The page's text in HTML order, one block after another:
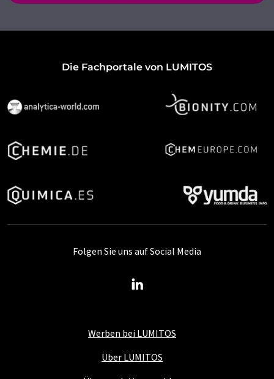
Die Fachportale von LUMITOS
Werben bei LUMITOS
Über LUMITOS
Folgen Sie uns auf Social Media